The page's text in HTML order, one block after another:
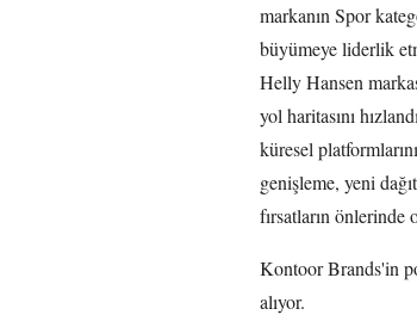
markanın Spor
büyümeye liderlik
Helly Hansen
yol haritasını
küresel
genişleme, yeni
fırsatların
Kontoor Brands'in
alıyor.